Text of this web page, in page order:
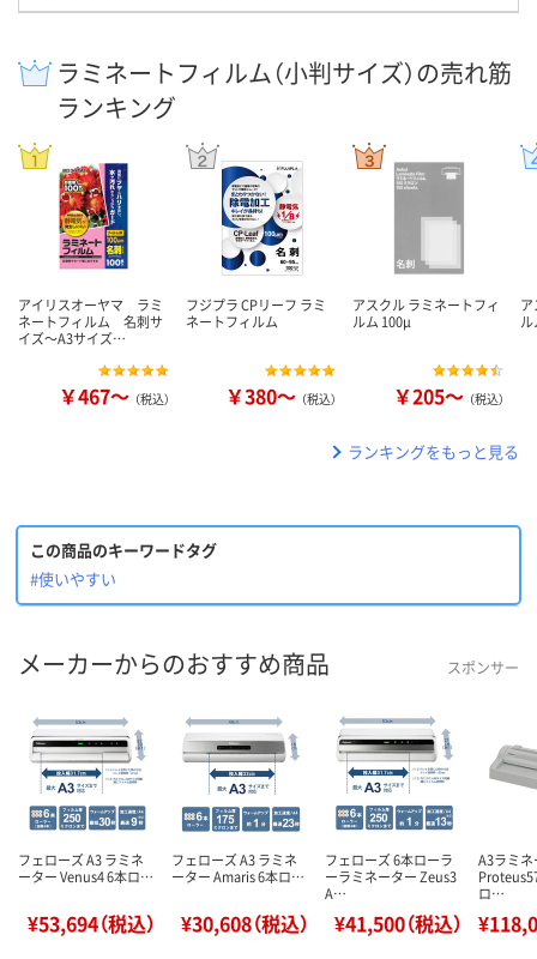
ラミネートフィルム（小判サイズ）の売れ筋
ランキング
アイリスオーヤマ ラミ
ネートフィルム 名刺サ
イズ～A3サイズ…
￥467～ （税込）
フジプラ CPリーフ ラミ
ネートフィルム
￥380～ （税込）
アスクル ラミネートフィ
ルム 100μ
￥205～ （税込）
ランキングをもっと見る
この商品のキーワードタグ
#使いやすい
メーカーからのおすすめ商品 スポンサー
フェローズ A3 ラミネ
ーター Venus4 6本ロ…
¥53,694（税込）
フェローズ A3 ラミネ
ーター Amaris 6本ロ…
¥30,608（税込）
フェローズ 6本ローラ
ーラミネーター Zeus3
A…
¥41,500（税込）
A3ラミ
ロ…